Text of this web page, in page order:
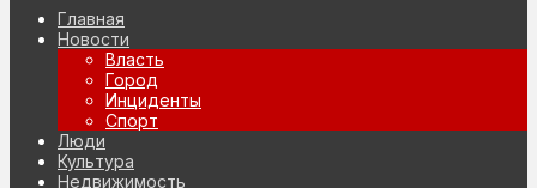
Главная
Новости
Власть
Город
Инциденты
Спорт
Люди
Культура
Недвижимость